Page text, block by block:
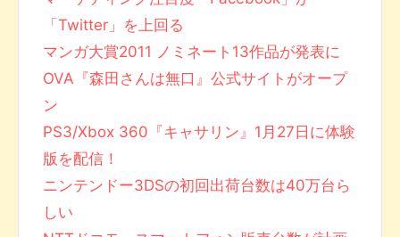
「Twitter」を上回る
マンガ大賞2011 ノミネート13作品が発表に
OVA『森田さんは無口』公式サイトがオープ
ン
PS3/Xbox 360『キャサリン』1月27日に体験
版を配信！
ニンテンドー3DSの初回出荷台数は40万台ら
しい